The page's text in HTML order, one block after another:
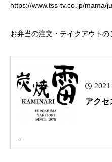
https://www.tss-tv.co.jp/mama/
お弁当の注文・テイクアウトの
アクセ